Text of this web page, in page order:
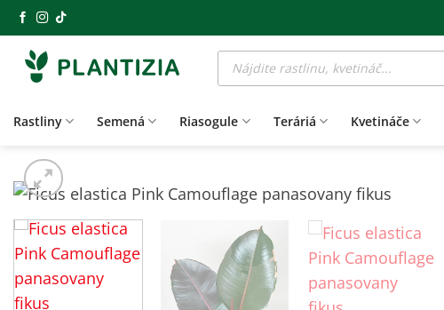
Skip
to
content
Products
search
Rastliny Semená Riasogule Teráriá Kvetináče